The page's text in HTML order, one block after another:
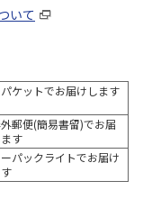
いて
ケットでお届けします
郵便(簡易書留)でお届
す
ーパックライトでお届け